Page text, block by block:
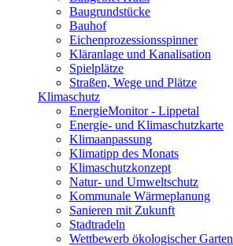
Baugrundstücke
Bauhof
Eichenprozessionsspinner
Kläranlage und Kanalisation
Spielplätze
Straßen, Wege und Plätze
Klimaschutz
EnergieMonitor - Lippetal
Energie- und Klimaschutzkarte
Klimaanpassung
Klimatipp des Monats
Klimaschutzkonzept
Natur- und Umweltschutz
Kommunale Wärmeplanung
Sanieren mit Zukunft
Stadtradeln
Wettbewerb ökologischer Garten